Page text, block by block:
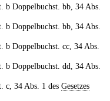
Doppelbuchst. bb, 34 Abs.
Doppelbuchst. bb, 34 Abs.
Doppelbuchst. cc, 34 Abs.
Doppelbuchst. dd, 34 Abs.
c, 34 Abs. 1 des Gesetzes